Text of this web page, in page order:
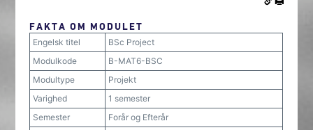
FAKTA OM MODULET
Engelsk titel
BSc Project
Modulkode
B-MAT6-BSC
Modultype
Projekt
Varighed
1 semester
Semester
Forår og Efterår